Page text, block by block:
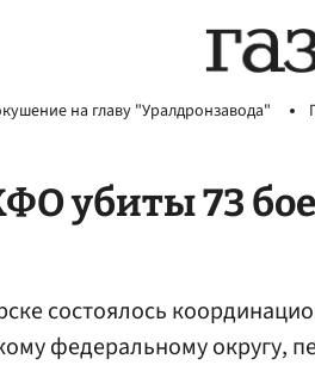
на главу "Уралдронзавода"
убиты 73
состоялось
федеральному округу,